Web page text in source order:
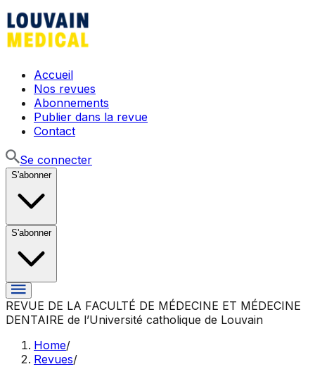
Accueil
Nos revues
Abonnements
Publier dans la revue
Contact
Se connecter
S'abonner
S'abonner
REVUE DE LA FACULTÉ DE MÉDECINE ET MÉDECINE
DENTAIRE de l’Université catholique de Louvain
Home/
Revues/